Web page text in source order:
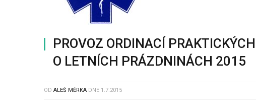
PROVOZ ORDINACÍ
O LETNÍCH PRÁZDNINÁCH 2015
OD ALEŠ MĚRKA DNE 1.7.2015